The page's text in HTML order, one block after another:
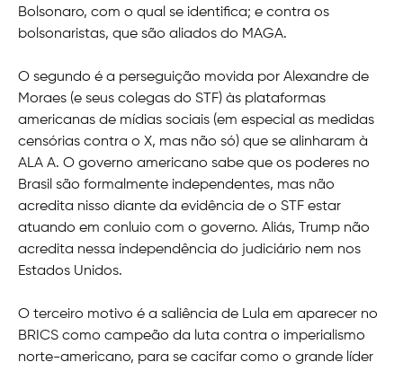
Bolsonaro, com o qual se identifica; e contra os
bolsonaristas, que são aliados do MAGA.
O segundo é a perseguição movida por Alexandre de
Moraes (e seus colegas do STF) às plataformas
americanas de mídias sociais (em especial as medidas
censórias contra o X, mas não só) que se alinharam à
ALA A. O governo americano sabe que os poderes no
Brasil são formalmente independentes, mas não
acredita nisso diante da evidência de o STF estar
atuando em conluio com o governo. Aliás, Trump não
acredita nessa independência do judiciário nem nos
Estados Unidos.
O terceiro motivo é a saliência de Lula em aparecer no
BRICS como campeão da luta contra o imperialismo
norte-americano, para se cacifar como o grande líder